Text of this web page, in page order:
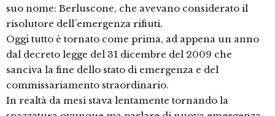
suo nome: Berluscone, che avevano considerato il
risolutore dell´emergenza rifiuti.
Oggi tutto è tornato come prima, ad appena un anno
dal decreto legge del 31 dicembre del 2009 che
sanciva la fine dello stato di emergenza e del
commissariamento straordinario.
In realtà da mesi stava lentamente tornando la